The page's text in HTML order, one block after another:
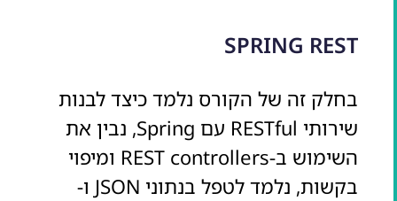
SPRING REST
בחלק זה של הקורס נלמד כיצד לבנות
שירותי RESTful עם Spring, נבין את
השימוש ב-REST controllers ומיפוי
בקשות, נלמד לטפל בנתוני JSON ו-